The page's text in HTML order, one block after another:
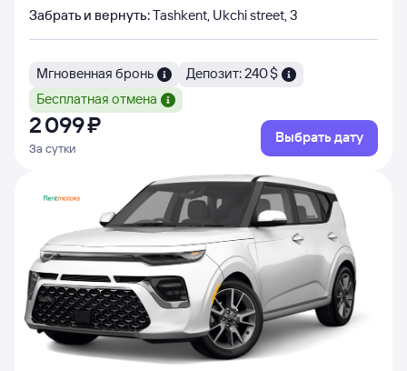
Забрать и вернуть:Tashkent, Ukchi street, 3
Мгновенная бронь
Депозит: 240 $
Бесплатная отмена
2 ⁠099 ⁠₽
За сутки
Выбрать дату